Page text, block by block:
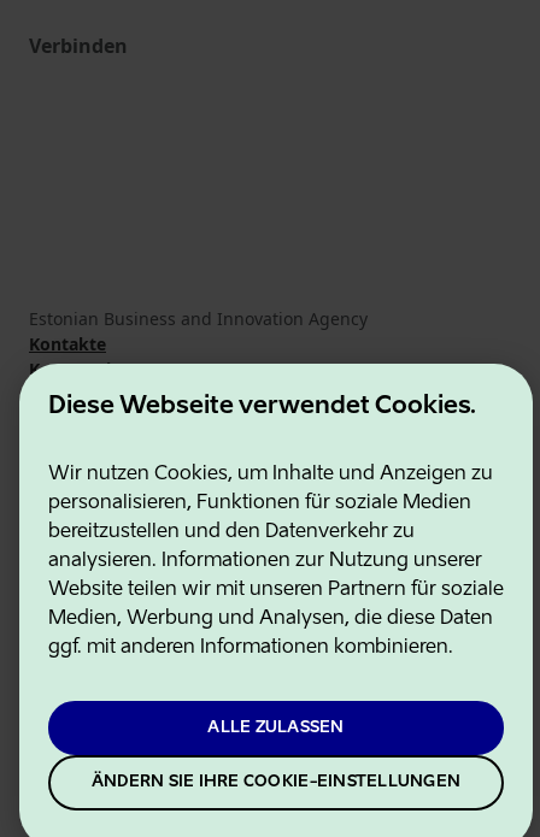
Diese Webseite verwendet Cookies.
Wir nutzen Cookies, um Inhalte und Anzeigen zu
personalisieren, Funktionen für soziale Medien
bereitzustellen und den Datenverkehr zu
analysieren. Informationen zur Nutzung unserer
Website teilen wir mit unseren Partnern für soziale
Medien, Werbung und Analysen, die diese Daten
ggf. mit anderen Informationen kombinieren.
ALLE ZULASSEN
ÄNDERN SIE IHRE COOKIE-EINSTELLUNGEN
Verbinden
Estonian Business and Innovation Agency
Kontakte
Kooperationspartner
Nutzungsbedingungen
Cookie- und Datenschutzrichtlinie